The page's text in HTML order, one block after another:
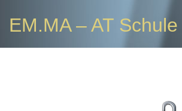
EM.MA – AT